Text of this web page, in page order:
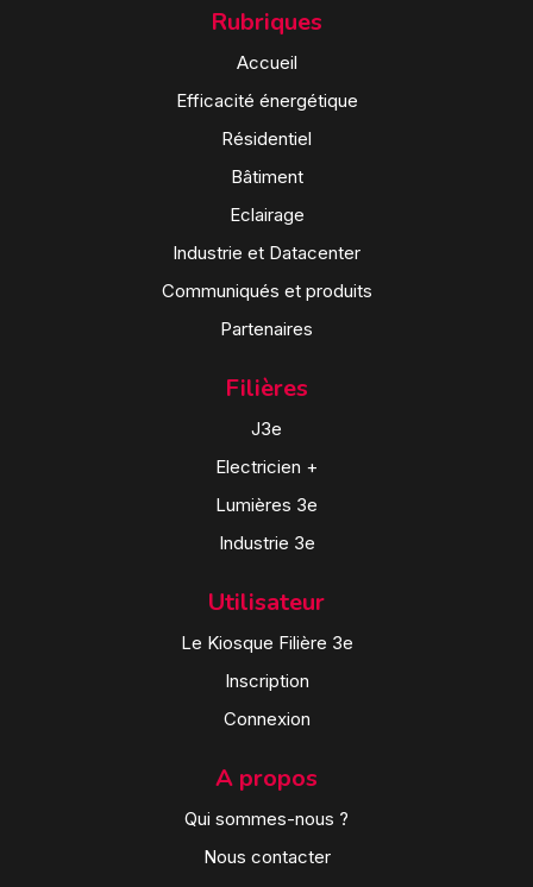
Rubriques
Accueil
Efficacité énergétique
Résidentiel
Bâtiment
Eclairage
Industrie et Datacenter
Communiqués et produits
Partenaires
Filières
J3e
Electricien +
Lumières 3e
Industrie 3e
Utilisateur
Le Kiosque Filière 3e
Inscription
Connexion
A propos
Qui sommes-nous ?
Nous contacter